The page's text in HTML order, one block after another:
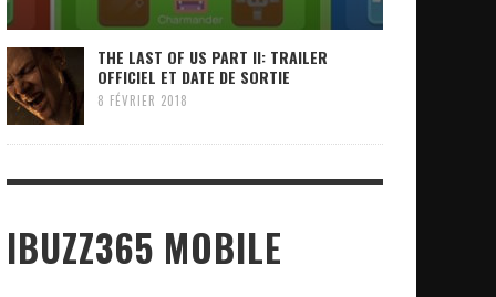
THE LAST OF US PART II: TRAILER
OFFICIEL ET DATE DE SORTIE
8 FÉVRIER 2018
IBUZZ365 MOBILE